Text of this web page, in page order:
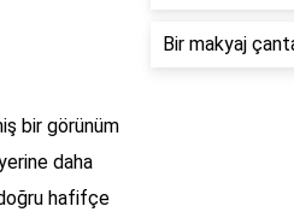
bir görünüm
daha
hafifçe
Bir makyaj